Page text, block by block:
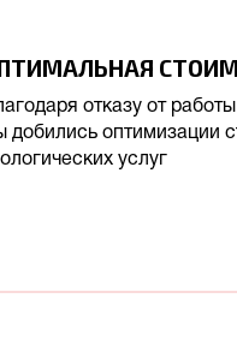
отказу от
добились оптимизации
услуг